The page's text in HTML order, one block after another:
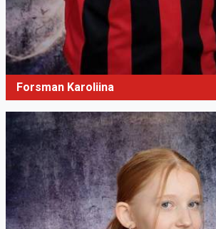
Forsman Karoliina